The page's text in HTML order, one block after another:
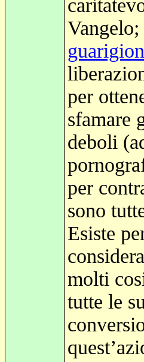
per
sfamare
deboli
per
sono
Esiste
molti
tutte le